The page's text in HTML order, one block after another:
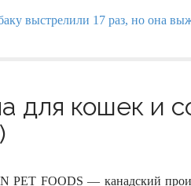
для кошек и
PET FOODS — канадский